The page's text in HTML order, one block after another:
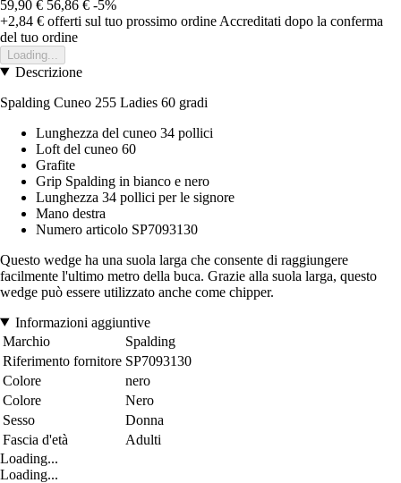
59,90 € 56,86 € -5%
+2,84 € offerti sul tuo prossimo ordine Accreditati dopo la conferma
del tuo ordine
Loading...
Descrizione
Spalding Cuneo 255 Ladies 60 gradi
Lunghezza del cuneo 34 pollici
Loft del cuneo 60
Grafite
Grip Spalding in bianco e nero
Lunghezza 34 pollici per le signore
Mano destra
Numero articolo SP7093130
Questo wedge ha una suola larga che consente di raggiungere
facilmente l'ultimo metro della buca. Grazie alla suola larga, questo
wedge può essere utilizzato anche come chipper.
Informazioni aggiuntive
Marchio
Spalding
Riferimento fornitore SP7093130
Colore
nero
Colore
Nero
Sesso
Donna
Fascia d'età
Adulti
Loading...
Loading...